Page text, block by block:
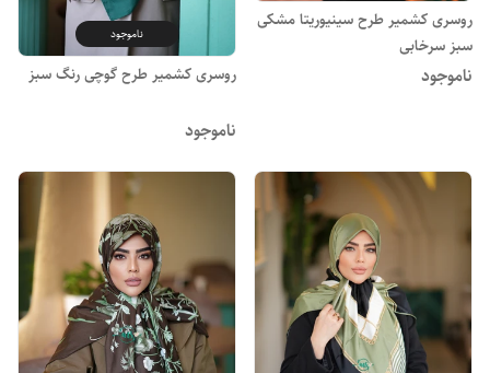
روسری کشمیر طرح سینیوریتا مشکی
سبز سرخابی
ناموجود
ناموجود
روسری کشمیر طرح گوچی رنگ سبز
ناموجود